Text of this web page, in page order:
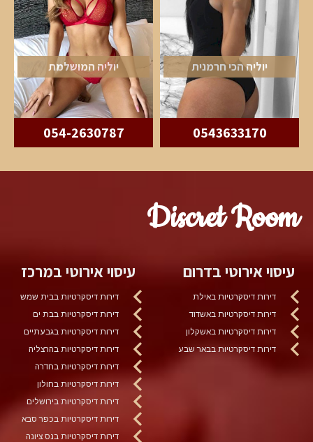
יוליה הכי חרמנית
0543633170
יוליה המושלמת
054-2630787
Discret Room
עיסוי אירוטי בדרום
דירות דיסקרטיות באילת
דירות דיסקרטיות באשדוד
דירות דיסקרטיות באשקלון
דירות דיסקרטיות בבאר שבע
עיסוי אירוטי במרכז
דירות דיסקרטיות בבית שמש
דירות דיסקרטיות בבת ים
דירות דיסקרטיות בגבעתיים
דירות דיסקרטיות בהרצליה
דירות דיסקרטיות בחדרה
דירות דיסקרטיות בחולון
דירות דיסקרטיות בירושלים
דירות דיסקרטיות בכפר סבא
דירות דיסקרטיות בנס ציונה